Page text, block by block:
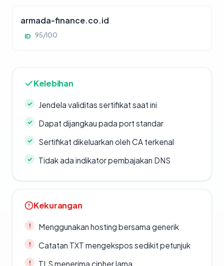
armada-finance.co.id
ID 95/100
Kelebihan
Jendela validitas sertifikat saat ini
Dapat dijangkau pada port standar
Sertifikat dikeluarkan oleh CA terkenal
Tidak ada indikator pembajakan DNS
Kekurangan
Menggunakan hosting bersama generik
Catatan TXT mengekspos sedikit petunjuk
TLS menerima cipher lama